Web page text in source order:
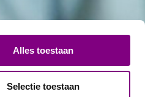
Alles toestaan
Selectie toestaan